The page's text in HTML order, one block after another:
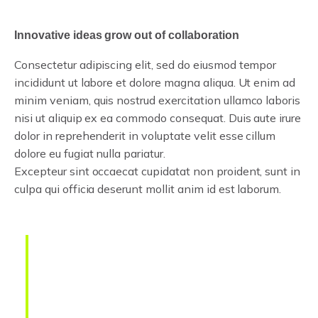
Innovative ideas grow out of collaboration
Consectetur adipiscing elit, sed do eiusmod tempor
incididunt ut labore et dolore magna aliqua. Ut enim ad
minim veniam, quis nostrud exercitation ullamco laboris
nisi ut aliquip ex ea commodo consequat. Duis aute irure
dolor in reprehenderit in voluptate velit esse cillum
dolore eu fugiat nulla pariatur.
Excepteur sint occaecat cupidatat non proident, sunt in
culpa qui officia deserunt mollit anim id est laborum.